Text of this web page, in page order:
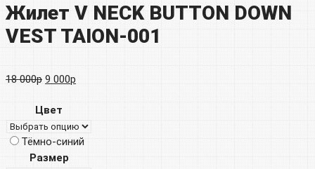
Жилет V NECK BUTTON DOWN
VEST TAION-001
18 000р Первоначальная
составляла
9 000р
9
Цвет
Тёмно-синий
Размер